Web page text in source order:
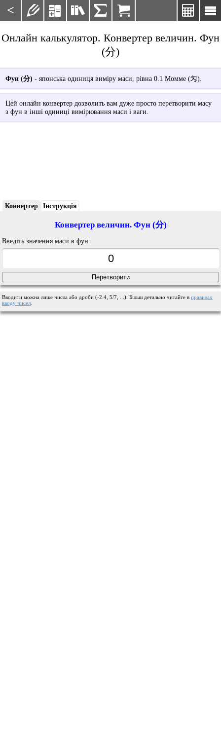
< 

    
Онлайн калькулятор. Конвертер величин. Фун
(分)
Фун (分) - японська одиниця виміру маси, рівна 0.1 Момме (匁).
Цей онлайн конвертер дозволить вам дуже просто перетворити масу
з фун в інші одиниці вимірювання маси і ваги.
Конвертер Інструкція
Конвертер величин. Фун (分)
Введіть значення маси в фун:
Вводити можна лише числа або дроби (-2.4, 5/7, ...). Більш детально читайте в правилах
вводу чисел